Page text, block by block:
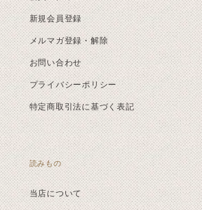
新規会員登録
メルマガ登録・解除
お問い合わせ
プライバシーポリシー
特定商取引法に基づく表記
読みもの
当店について